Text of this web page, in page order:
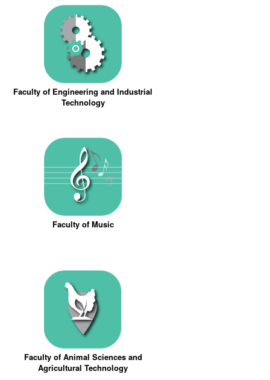
Faculty of Engineering and Industrial
Technology
Faculty of Music
Faculty of Animal Sciences and
Agricultural Technology